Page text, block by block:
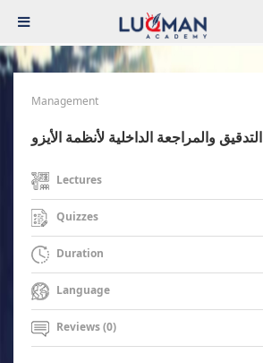
Management
التدقيق والمراجعة الداخلية لأنظمة الأيزو
Lectures
Quizzes
Duration
Language
Reviews (0)